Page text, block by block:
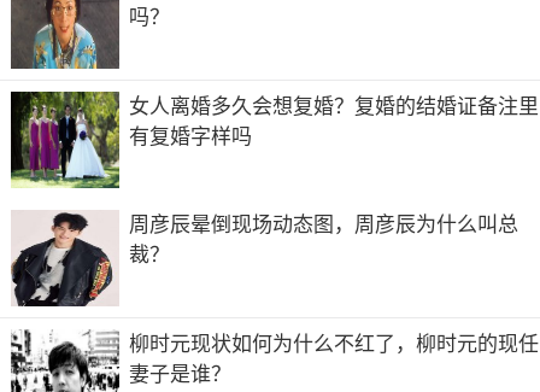
谢先生的父亲也陪着一起来了，言语中对这个“洋儿媳”很满
意。“交流完全没问题。”说起文化差异，谢爸爸坦言：“他
们俩在外面单住，每个星期大家一起聚餐，挺好的。说实
话，就是娶个中国媳妇，现在的小年轻有几个愿意跟父母一
起住？而且这法国姑娘实诚！”
谢爸爸说的实诚，其实是指法国姑娘愿意“裸婚”嫁到他们
家。“在法国，年轻时在一起，即使没有车没有房，但我们
吗？
女人离婚多久会想复婚？复婚的结婚证备注里
有复婚字样吗
周彦辰晕倒现场动态图，周彦辰为什么叫总
裁？
柳时元现状如何为什么不红了，柳时元的现任
妻子是谁？